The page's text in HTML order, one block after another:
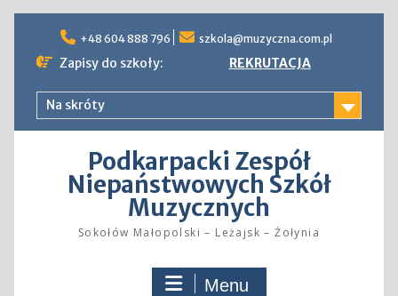
content
+48 604 888 796 szkola@muzyczna.com.pl
Zapisy do szkoły: REKRUTACJA
Na skróty
Podkarpacki Zespół
Niepaństwowych Szkół
Muzycznych
Sokołów Małopolski – Leżajsk – Żołynia
Menu